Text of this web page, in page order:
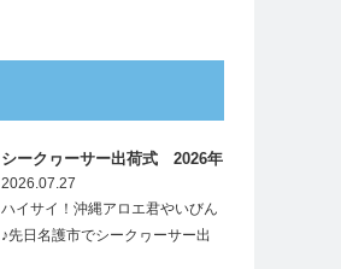
シークヮーサー出荷式 2026年
2026.07.27
ハイサイ！沖縄アロエ君やいびん
♪先日名護市でシークヮーサー出